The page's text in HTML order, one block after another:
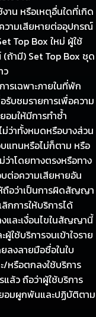
าน หรือเหตุอื่นใดที่เกิด
วามเสียหายต่ออุปกรณ์
Top Box ใหม่ ผู้ใช้
(ถ้ามี) Set Top Box ชุด
ว
เฉพาะภายในที่พัก
บชมรายการเพื่อความ
มให้มีการทำซ้ำ
ว่าทั้งหมดหรือบางส่วน
บแทนหรือไม่ก็ตาม หรือ
ว่าโดยทางตรงหรือทาง
ต่อความเสียหายอัน
ถือว่าเป็นการผิดสัญญา
กการให้บริการได้
ละเงื่อนไขในสัญญานี้
ใช้บริการจนเข้าใจราย
ลงลายมือชื่อในใบ
/หรือตกลงใช้บริการ
ล้ว ถือว่าผู้ใช้บริการ
อมผูกพันและปฏิบัติตาม